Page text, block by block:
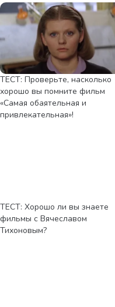
ТЕСТ: Проверьте, насколько
хорошо вы помните фильм
«Самая обаятельная и
привлекательная»!
ТЕСТ: Хорошо ли вы знаете
фильмы с Вячеславом
Тихоновым?